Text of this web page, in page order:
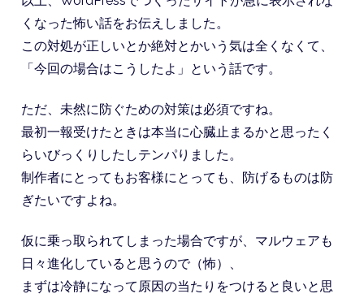
くなった怖い話をお伝えしました。
この対処が正しいとか絶対とかいう気は全くなくて、
「今回の場合はこうしたよ」という話です。
ただ、未然に防ぐための対策は必須ですね。
最初一報受けたときは本当に心臓止まるかと思ったく
らいびっくりしたしテンパりました。
制作者にとってもお客様にとっても、防げるものは防
ぎたいですよね。
仮に乗っ取られてしまった場合ですが、マルウェアも
日々進化していると思うので（怖）、
まずは冷静になって原因の当たりをつけると良いと思